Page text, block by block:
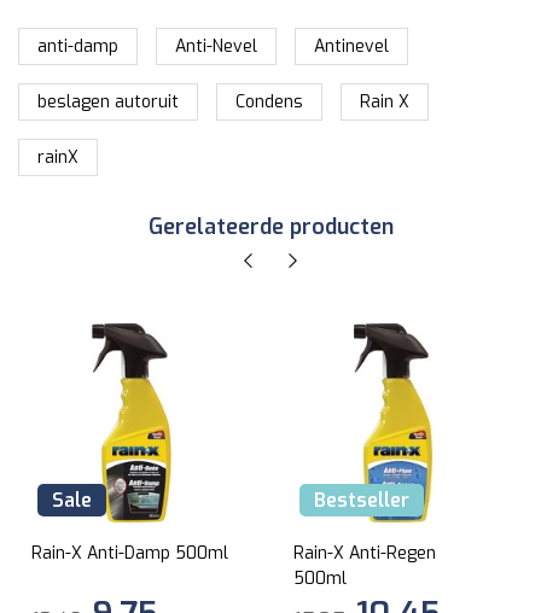
anti-damp Anti-Nevel Antinevel
beslagen autoruit Condens Rain X
rainX
Gerelateerde producten
Sale
Rain-X Anti-Damp 500ml
Bestseller
Rain-X Anti-Regen
500ml